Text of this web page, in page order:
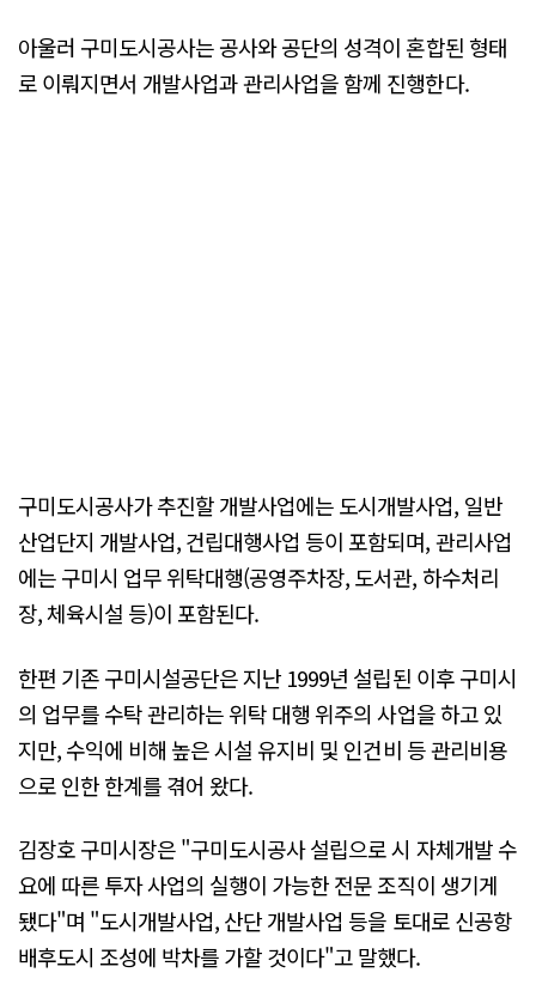
아울러 구미도시공사는 공사와 공단의 성격이 혼합된 형태
로 이뤄지면서 개발사업과 관리사업을 함께 진행한다.
구미도시공사가 추진할 개발사업에는 도시개발사업, 일반
산업단지 개발사업, 건립대행사업 등이 포함되며, 관리사업
에는 구미시 업무 위탁대행(공영주차장, 도서관, 하수처리
장, 체육시설 등)이 포함된다.
한편 기존 구미시설공단은 지난 1999년 설립된 이후 구미시
의 업무를 수탁 관리하는 위탁 대행 위주의 사업을 하고 있
지만, 수익에 비해 높은 시설 유지비 및 인건비 등 관리비용
으로 인한 한계를 겪어 왔다.
김장호 구미시장은 "구미도시공사 설립으로 시 자체개발 수
요에 따른 투자 사업의 실행이 가능한 전문 조직이 생기게
됐다"며 "도시개발사업, 산단 개발사업 등을 토대로 신공항
배후도시 조성에 박차를 가할 것이다"고 말했다.